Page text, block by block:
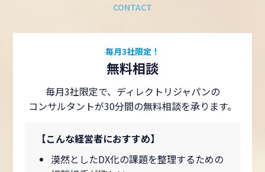
CONTACT
毎月3社限定！
無料相談
毎月3社限定で、ディレクトリジャパンの
コンサルタントが30分間の無料相談を承ります。
【こんな経営者におすすめ】
漠然としたDX化の課題を整理するための